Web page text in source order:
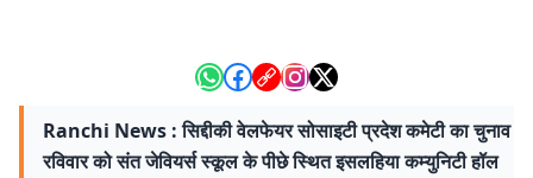
Ranchi News : सिद्दीकी वेलफेयर सोसाइटी प्रदेश कमेटी का चुनाव
रविवार को संत जेवियर्स स्कूल के पीछे स्थित इसलहिया कम्युनिटी हॉल